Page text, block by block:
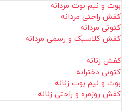
بوت و نیم بوت مردانه
کفش راحتی مردانه
کتونی مردانه
کفش کلاسیک و رسمی مردانه
کفش زنانه
کتونی دخترانه
بوت و نیم بوت زنانه
کفش روزمره و راحتی زنانه